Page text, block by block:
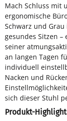
Mach Schluss mit
ergonomische
Schwarz und
gesundes Sitzen
seiner
an langen Tagen
individuell
Nacken und
sich dieser Stuhl
Produkt-